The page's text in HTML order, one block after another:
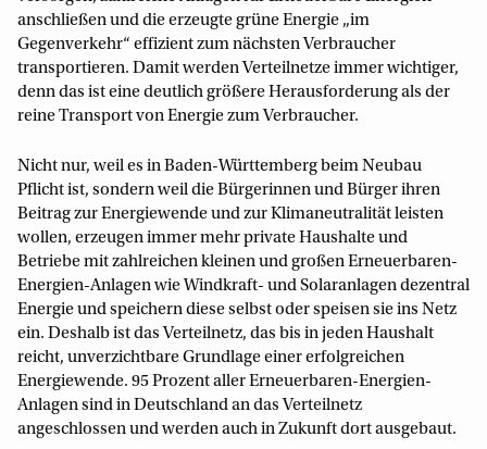
anschließen und die erzeugte grüne Energie „im
Gegenverkehr“ effizient zum nächsten Verbraucher
transportieren. Damit werden Verteilnetze immer wichtiger,
denn das ist eine deutlich größere Herausforderung als der
reine Transport von Energie zum Verbraucher.
Nicht nur, weil es in Baden-Württemberg beim Neubau
Pflicht ist, sondern weil die Bürgerinnen und Bürger ihren
Beitrag zur Energiewende und zur Klimaneutralität leisten
wollen, erzeugen immer mehr private Haushalte und
Betriebe mit zahlreichen kleinen und großen Erneuerbaren-
Energien-Anlagen wie Windkraft- und Solaranlagen dezentral
Energie und speichern diese selbst oder speisen sie ins Netz
ein. Deshalb ist das Verteilnetz, das bis in jeden Haushalt
reicht, unverzichtbare Grundlage einer erfolgreichen
Energiewende. 95 Prozent aller Erneuerbaren-Energien-
Anlagen sind in Deutschland an das Verteilnetz
angeschlossen und werden auch in Zukunft dort ausgebaut.